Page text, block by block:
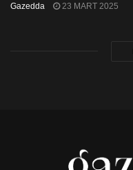
Gazedda 23 MART 2025